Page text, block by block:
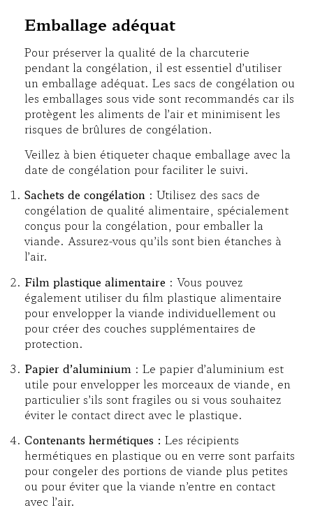
Emballage adéquat
Pour préserver la qualité de la charcuterie
pendant la congélation, il est essentiel d’utiliser
un emballage adéquat. Les sacs de congélation ou
les emballages sous vide sont recommandés car ils
protègent les aliments de l’air et minimisent les
risques de brûlures de congélation.
Veillez à bien étiqueter chaque emballage avec la
date de congélation pour faciliter le suivi.
Sachets de congélation : Utilisez des sacs de
congélation de qualité alimentaire, spécialement
conçus pour la congélation, pour emballer la
viande. Assurez-vous qu’ils sont bien étanches à
l’air.
Film plastique alimentaire : Vous pouvez
également utiliser du film plastique alimentaire
pour envelopper la viande individuellement ou
pour créer des couches supplémentaires de
protection.
Papier d’aluminium : Le papier d’aluminium est
utile pour envelopper les morceaux de viande, en
particulier s’ils sont fragiles ou si vous souhaitez
éviter le contact direct avec le plastique.
Contenants hermétiques : Les récipients
hermétiques en plastique ou en verre sont parfaits
pour congeler des portions de viande plus petites
ou pour éviter que la viande n’entre en contact
avec l’air.